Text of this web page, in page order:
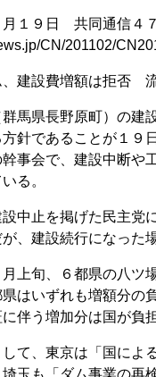
１９日 共同通信４
CN/201102/
建設費増額は拒否
馬県長野原町）の建
針であることが１９
幹事会で、建設中断
る。
中止を掲げた民主党
、建設続行になった
上旬、６都県の八ツ
はいずれも増額分の
伴う増加分は国が負
て、東京は「国によ
玉も「ダム事業の再